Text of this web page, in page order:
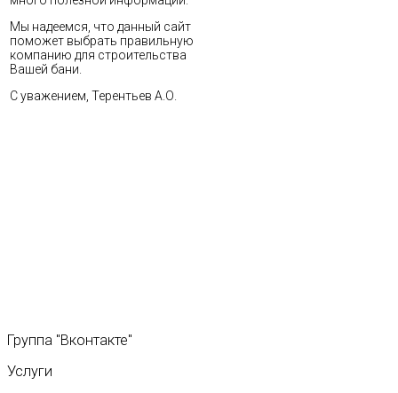
Мы надеемся, что данный сайт
поможет выбрать правильную
компанию для строительства
Вашей бани.
С уважением, Терентьев А.О.
Группа "Вконтакте"
Услуги